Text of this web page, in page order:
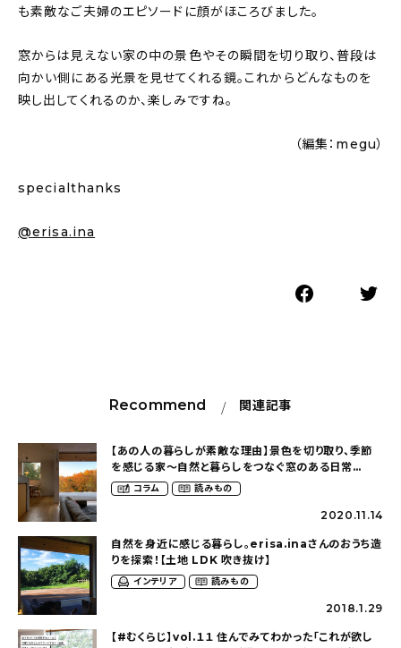
も素敵なご夫婦のエピソードに顔がほころびました。
窓からは見えない家の中の景色やその瞬間を切り取り、普段は
向かい側にある光景を見せてくれる鏡。これからどんなものを
映し出してくれるのか、楽しみですね。
（編集：megu）
specialthanks
@erisa.ina
Recommend 関連記事
【あの人の暮らしが素敵な理由】景色を切り取り、季節
を感じる家〜自然と暮らしをつなぐ窓のある日常
（erisa.inaさん）
コラム 読みもの
2020.11.14
自然を身近に感じる暮らし。erisa.inaさんのおうち造
りを探索！【土地 LDK 吹き抜け】
インテリア 読みもの
2018.1.29
【#むくらじ】vol.１１ 住んでみてわかった「これが欲し